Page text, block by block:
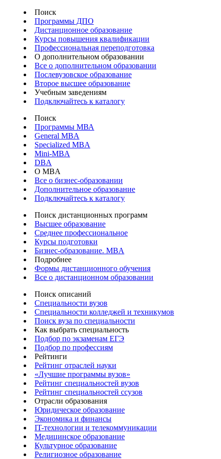
Поиск
Программы ДПО
Дистанционное образование
Курсы повышения квалификации
Профессиональная переподготовка
О дополнительном образовании
Все о дополнительном образовании
Послевузовское образование
Второе высшее образование
Учебным заведениям
Подключайтесь к каталогу
Поиск
Программы МВА
General MBA
Specialized MBA
Mini-MBA
DBA
О MBA
Все о бизнес-образовании
Дополнительное образование
Подключайтесь к каталогу
Поиск дистанционных программ
Высшее образование
Среднее профессиональное
Курсы подготовки
Бизнес-образование. MBA
Подробнее
Формы дистанционного обучения
Все о дистанционном образовании
Поиск описаний
Специальности вузов
Специальности колледжей и техникумов
Поиск вуза по специальности
Как выбрать специальность
Подбор по экзаменам ЕГЭ
Подбор по профессиям
Рейтинги
Рейтинг отраслей науки
«Лучшие программы вузов»
Рейтинг специальностей вузов
Рейтинг специальностей ссузов
Отрасли образования
Юридическое образование
Экономика и финансы
IT-технологии и телекоммуникации
Медицинское образование
Культурное образование
Религиозное образование